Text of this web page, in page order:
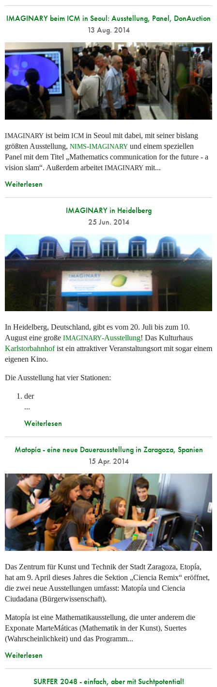
IMAGINARY beim ICM in Seoul: Ausstellung, Panel, DonAuction
13 Aug. 2014
IMAGINARY ist beim ICM in Seoul mit dabei, mit seiner bislang
größten Ausstellung, NIMS-IMAGINARY und einem speziellen
Panel mit dem Titel „Mathematics communication for the future - a
vision slam“. Außerdem arbeitet IMAGINARY mit...
Weiterlesen
IMAGINARY in Heidelberg
25 Jun. 2014
In Heidelberg, Deutschland, gibt es vom 20. Juli bis zum 10.
August eine große IMAGINARY-Ausstellung! Das Kulturhaus
Karlstorbahnhofist ein attraktiver Veranstaltungsort mit sogar einem
eigenen Kino.
Die Ausstellung hat vier Stationen:
der
...
Weiterlesen
Matopía - eine neue Dauerausstellung in Zaragoza, Spanien
15 Apr. 2014
Das Zentrum für Kunst und Technik der Stadt Zaragoza, Etopía,
hat am 9. April dieses Jahres die Sektion „Ciencia Remix“ eröffnet,
die zwei neue Ausstellungen umfasst: Matopía und Ciencia
Ciudadana (Bürgerwissenschaft).
Matopía ist eine Mathematikausstellung, die unter anderem die
Exponate MarteMáticas (Mathematik in der Kunst), Suertes
(Wahrscheinlichkeit) und das Programm...
Weiterlesen
SURFER 2048 - einfach, aber mit Suchtpotential!